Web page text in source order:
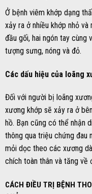
Ở bệnh viêm khớp dạng
xảy ra ở nhiều khớp nhỏ
đầu gối, hai ngón tay cùng
tượng sưng, nóng và đỏ.
Các dấu hiệu của loãng
Đối với người bị loãng
xương khớp sẽ xảy ra ở
hồ. Bạn cũng có thể nhận
thông qua triệu chứng đau
mỏi dọc theo các xương
chích toàn thân và tăng về
CÁCH ĐIỀU TRỊ BỆNH